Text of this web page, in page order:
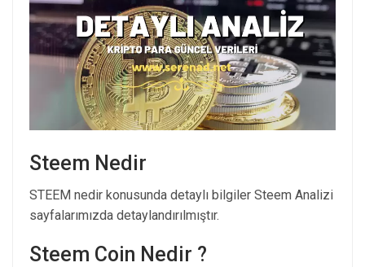
Steem Nedir
STEEM nedir konusunda detaylı bilgiler Steem Analizi
sayfalarımızda detaylandırılmıştır.
Steem Coin Nedir ?